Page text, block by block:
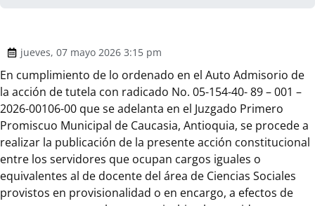
jueves, 07 mayo 2026 3:15 pm
En cumplimiento de lo ordenado en el Auto Admisorio de
la acción de tutela con radicado No. 05-154-40- 89 – 001 –
2026-00106-00 que se adelanta en el Juzgado Primero
Promiscuo Municipal de Caucasia, Antioquia, se procede a
realizar la publicación de la presente acción constitucional
entre los servidores que ocupan cargos iguales o
equivalentes al de docente del área de Ciencias Sociales
provistos en provisionalidad o en encargo, a efectos de